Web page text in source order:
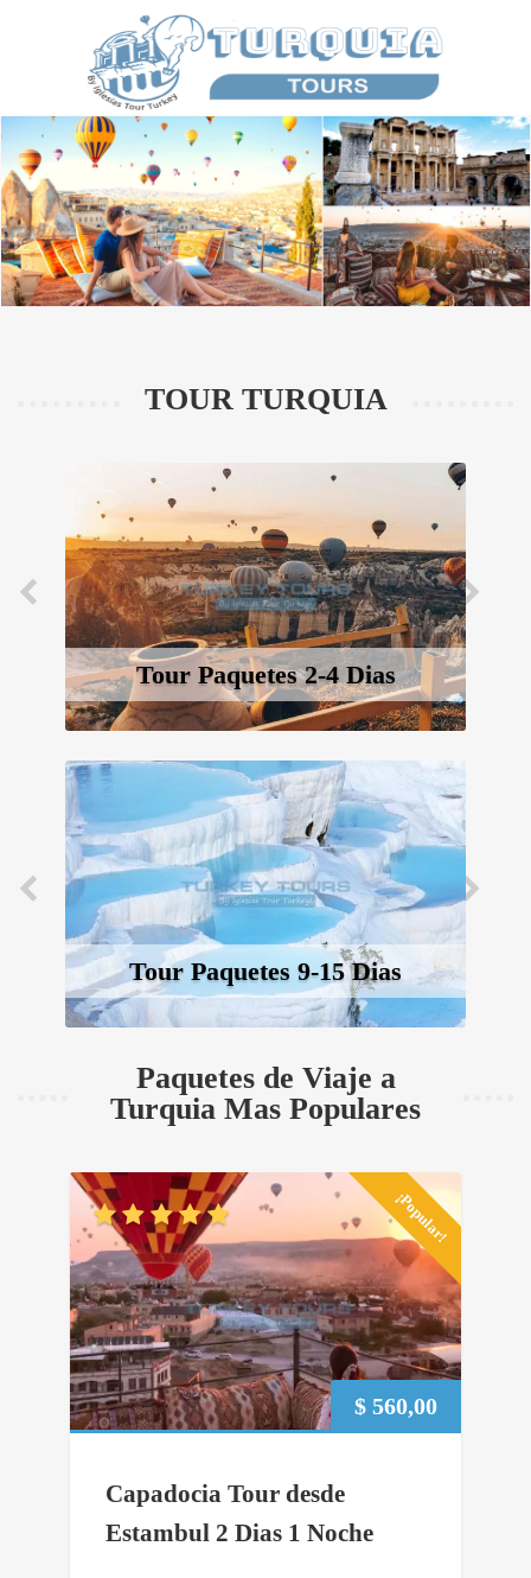
TOUR TURQUIA
Tour Paquetes 2-4 Dias
Tour Paquetes 9-15 Dias
Paquetes de Viaje a
Turquia Mas Populares
¡Popular!
$ 560,00
Capadocia Tour desde
Estambul 2 Dias 1 Noche